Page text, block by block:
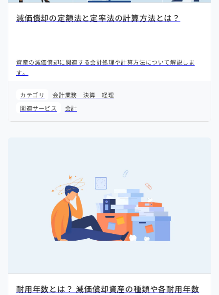
減価償却の定額法と定率法の計算方法とは？
資産の減価償却に関連する会計処理や計算方法について解説しま
す。
カテゴリ 会計業務 決算
経理
関連サービス
会計
耐用年数とは？ 減価償却資産の種類や各耐用年数